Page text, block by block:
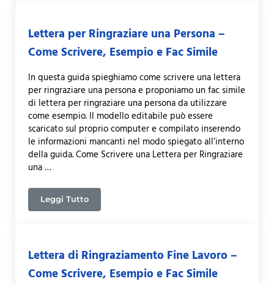
Lettera per Ringraziare una Persona –
Come Scrivere, Esempio e Fac Simile
In questa guida spieghiamo come scrivere una lettera
per ringraziare una persona e proponiamo un fac simile
di lettera per ringraziare una persona da utilizzare
come esempio. Il modello editabile può essere
scaricato sul proprio computer e compilato inserendo
le informazioni mancanti nel modo spiegato all’interno
della guida. Come Scrivere una Lettera per Ringraziare
una …
Leggi TuttoLettera per Ringraziare una Persona – Come
Lettera di Ringraziamento Fine Lavoro –
Come Scrivere, Esempio e Fac Simile